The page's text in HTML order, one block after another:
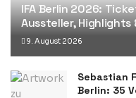
IFA Berlin 2026:
Aussteller, Highlights
9. August 2026
Sebastian
Berlin: 35